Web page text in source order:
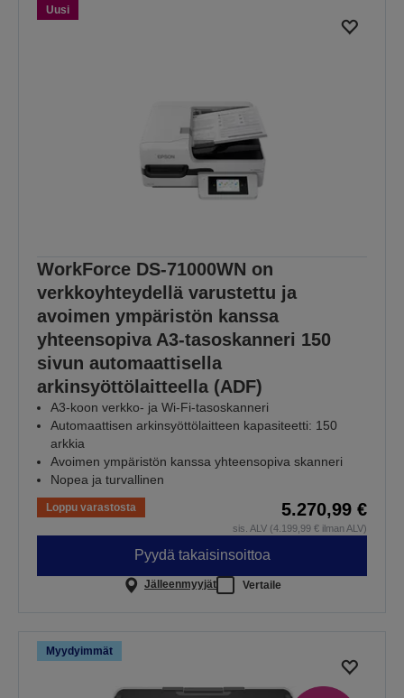
Uusi
WorkForce DS-71000WN on
verkkoyhteydellä varustettu ja
avoimen ympäristön kanssa
yhteensopiva A3-tasoskanneri 150
sivun automaattisella
arkinsyöttölaitteella (ADF)
A3-koon verkko- ja Wi-Fi-tasoskanneri
Automaattisen arkinsyöttölaitteen kapasiteetti: 150
arkkia
Avoimen ympäristön kanssa yhteensopiva skanneri
Nopea ja turvallinen
Loppu varastosta 5.270,99 €
sis. ALV (4.199,99 € ilman ALV)
Pyydä takaisinsoittoa
Jälleenmyyjät Vertaile
Myydyimmät